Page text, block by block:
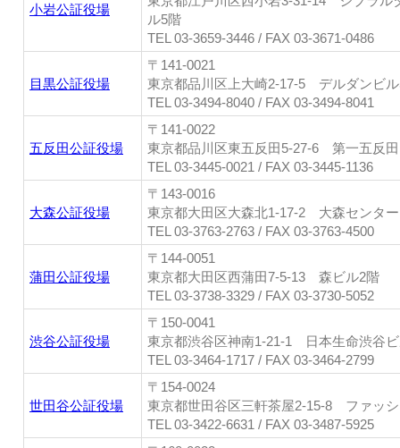
小岩公証役場
ル5階
TEL 03-3659-3446 / FAX 03-3671-0486
目黒公証役場
〒141-0021
東京都品川区上大崎2-17-5 デルダンビ
TEL 03-3494-8040 / FAX 03-3494-8041
五反田公証役場
〒141-0022
東京都品川区東五反田5-27-6 第一五反
TEL 03-3445-0021 / FAX 03-3445-1136
大森公証役場
〒143-0016
東京都大田区大森北1-17-2 大森センタ
TEL 03-3763-2763 / FAX 03-3763-4500
蒲田公証役場
〒144-0051
東京都大田区西蒲田7-5-13 森ビル2階
TEL 03-3738-3329 / FAX 03-3730-5052
渋谷公証役場
〒150-0041
東京都渋谷区神南1-21-1 日本生命渋谷
TEL 03-3464-1717 / FAX 03-3464-2799
世田谷公証役場
〒154-0024
東京都世田谷区三軒茶屋2-15-8 ファッ
TEL 03-3422-6631 / FAX 03-3487-5925